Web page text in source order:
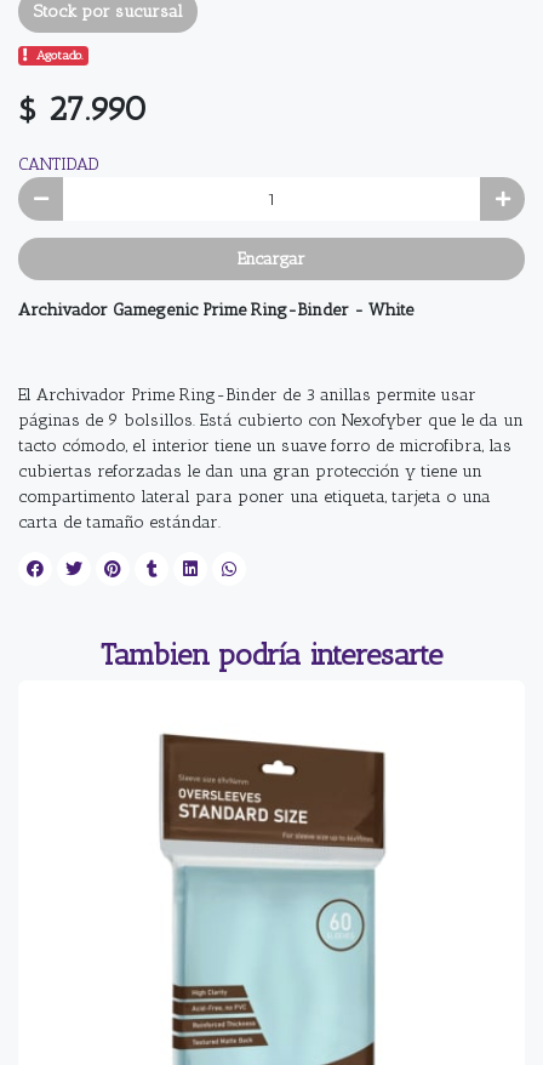
Stock por sucursal
Agotado.
$ 27.990
CANTIDAD
Encargar
Archivador Gamegenic Prime Ring-Binder - White
El Archivador Prime Ring-Binder de 3 anillas permite usar
páginas de 9 bolsillos. Está cubierto con Nexofyber que le da un
tacto cómodo, el interior tiene un suave forro de microfibra, las
cubiertas reforzadas le dan una gran protección y tiene un
compartimento lateral para poner una etiqueta, tarjeta o una
carta de tamaño estándar.
Tambien podría interesarte